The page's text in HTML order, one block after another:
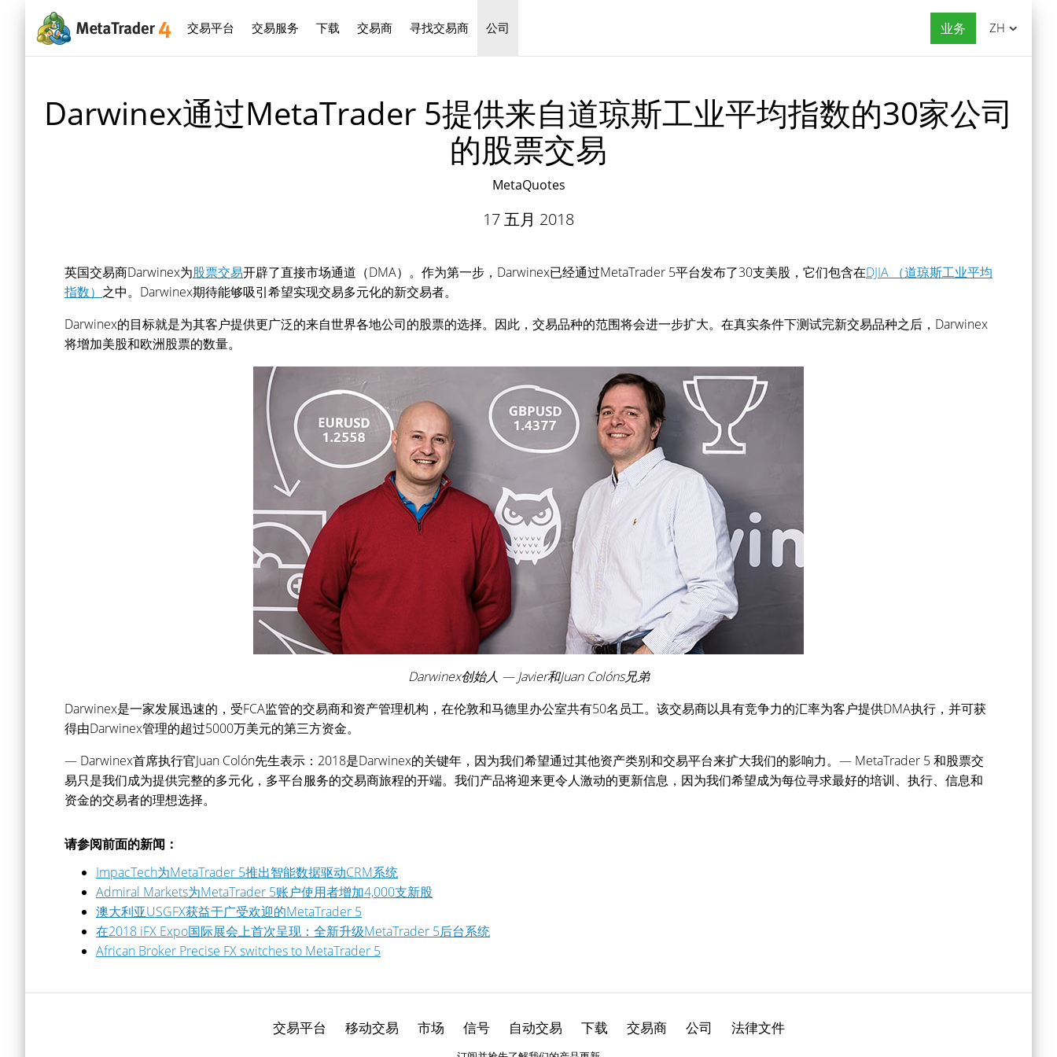
交易平台 交易服务 下载 交易商 寻找交易商 公司 业务 ZH
Darwinex通过MetaTrader 5提供来自道琼斯工业平均指数的30家公司
的股票交易
MetaQuotes
17 五月 2018
英国交易商Darwinex为股票交易开辟了直接市场通道（DMA）。作为第一步，Darwinex已经通过MetaTrader 5平台发布了30支美股，它们包含在DJIA （道琼斯工业平均
指数） 之中。Darwinex期待能够吸引希望实现交易多元化的新交易者。
Darwinex的目标就是为其客户提供更广泛的来自世界各地公司的股票的选择。因此，交易品种的范围将会进一步扩大。在真实条件下测试完新交易品种之后，Darwinex
将增加美股和欧洲股票的数量。
Darwinex创始人 — Javier和Juan Colóns兄弟
Darwinex是一家发展迅速的，受FCA监管的交易商和资产管理机构，在伦敦和马德里办公室共有50名员工。该交易商以具有竞争力的汇率为客户提供DMA执行，并可获
得由Darwinex管理的超过5000万美元的第三方资金。
— Darwinex首席执行官Juan Colón先生表示：2018是Darwinex的关键年，因为我们希望通过其他资产类别和交易平台来扩大我们的影响力。— MetaTrader 5 和股票交
易只是我们成为提供完整的多元化，多平台服务的交易商旅程的开端。我们产品将迎来更令人激动的更新信息，因为我们希望成为每位寻求最好的培训、执行、信息和
资金的交易者的理想选择。
请参阅前面的新闻：
ImpacTech为MetaTrader 5推出智能数据驱动CRM系统
Admiral Markets为MetaTrader 5账户使用者增加4,000支新股
澳大利亚USGFX获益于广受欢迎的MetaTrader 5
在2018 iFX Expo国际展会上首次呈现：全新升级MetaTrader 5后台系统
African Broker Precise FX switches to MetaTrader 5
交易平台 移动交易 市场 信号 自动交易 下载 交易商 公司 法律文件